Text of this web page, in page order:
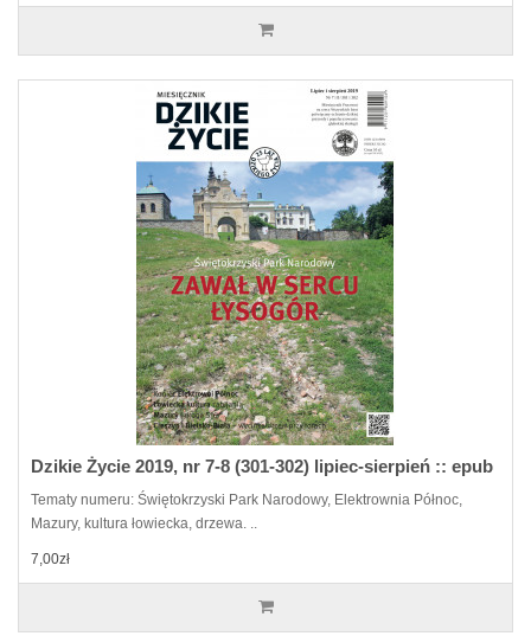
Dzikie Życie 2019, nr 7-8 (301-302) lipiec-sierpień :: epub
Tematy numeru: Świętokrzyski Park Narodowy, Elektrownia Północ,
Mazury, kultura łowiecka, drzewa. ..
7,00zł